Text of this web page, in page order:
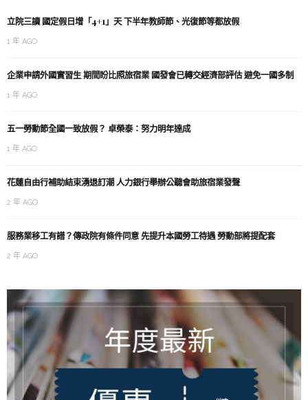
立院三讀 國定假日增「4+1」天 下半年教師節、光復節等都放假
1 年 AGO
企業申請外國實習生 期間盼比照旅宿業 國發會已轉交經濟部評估 避免一國多制
1 年 AGO
五一勞動節全國一致放假？ 卓榮泰：努力明年達成
1 年 AGO
花蓮自由行補助結束湧退訂潮 人力銀行舉辦公聽會助旅宿業發聲
2 年 AGO
服務業移工有譜？傳政院有條件同意 先提升本國勞工待遇 勞動部將提配套
2 年 AGO